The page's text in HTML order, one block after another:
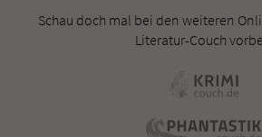
Schau doch mal bei den weiteren
Literatur-Couch